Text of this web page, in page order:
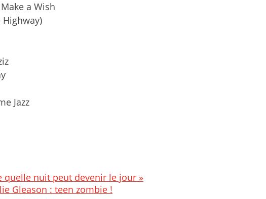
a Wish
Highway)
Jazz
quelle nuit peut devenir le jour »
Gleason : teen zombie !